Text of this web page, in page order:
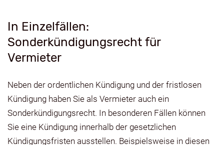
In Einzelfällen:
Sonderkündigungsrecht für
Vermieter
Neben der ordentlichen Kündigung und der fristlosen
Kündigung haben Sie als Vermieter auch ein
Sonderkündigungsrecht. In besonderen Fällen können
Sie eine Kündigung innerhalb der gesetzlichen
Kündigungsfristen ausstellen. Beispielsweise in diesen